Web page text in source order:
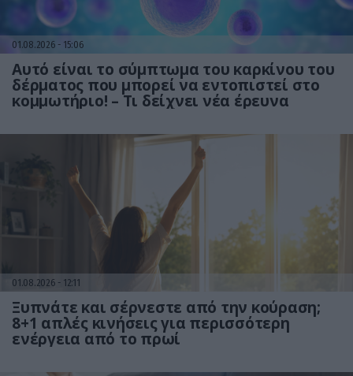
01.08.2026 15:06
Αυτό είναι το σύμπτωμα του καρκίνου του
δέρματος που μπορεί να εντοπιστεί στο
κομμωτήριο! – Τι δείχνει νέα έρευνα
01.08.2026 12:11
Ξυπνάτε και σέρνεστε από την κούραση;
8+1 απλές κινήσεις για περισσότερη
ενέργεια από το πρωί